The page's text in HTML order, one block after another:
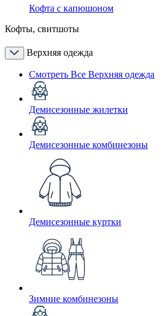
Кофта с капюшоном
Кофты, свитшоты
Верхняя одежда
Смотреть Все Верхняя одежда
Демисезонные жилетки
Демисезонные комбинезоны
Демисезонные куртки
Зимние комбинезоны